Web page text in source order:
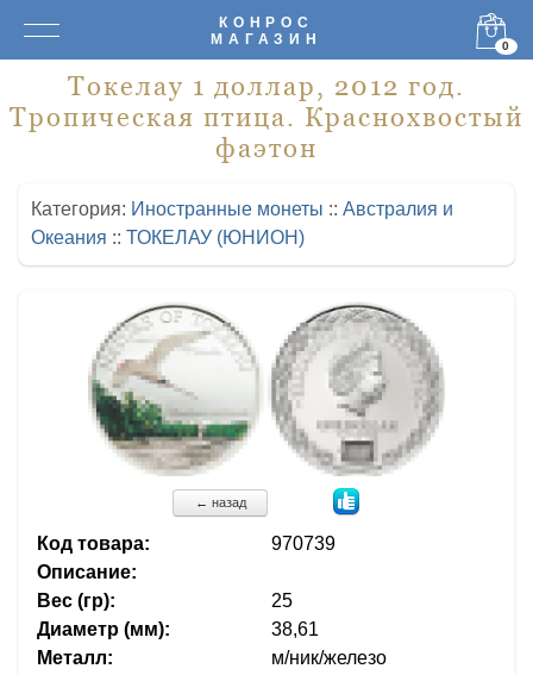
КОНРОС
МАГАЗИН
0
Токелау 1 доллар, 2012 год.
Тропическая птица. Краснохвостый
фаэтон
Категория: Иностранные монеты :: Австралия и
Океания :: ТОКЕЛАУ (ЮНИОН)
← назад
Код товара:
970739
Описание:
Вес (гр):
25
Диаметр (мм):
38,61
Металл:
м/ник/железо